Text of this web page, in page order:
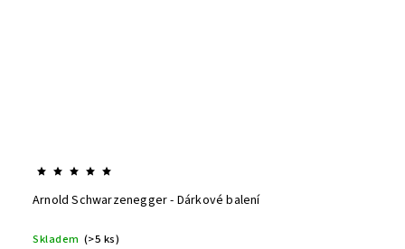
Arnold Schwarzenegger - Dárkové balení
Skladem (>5 ks)